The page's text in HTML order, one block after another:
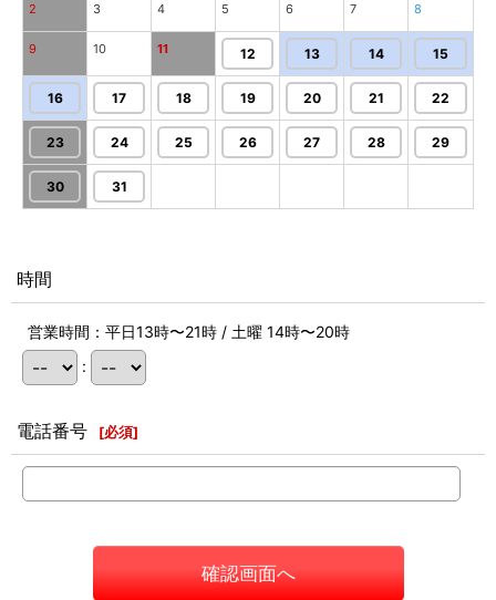
2 3 4 5 6 7 8
9 10 11 12 13 14 15
16 17 18 19 20 21 22
23 24 25 26 27 28 29
30 31
時間
営業時間：平日13時〜21時 / 土曜 14時〜20時
:
電話番号 [必須]
確認画面へ